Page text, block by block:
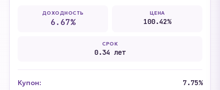
ДОХОДНОСТЬ
6.67%
ЦЕНА
100.42%
СРОК
0.34 лет
Купон:
7.75%